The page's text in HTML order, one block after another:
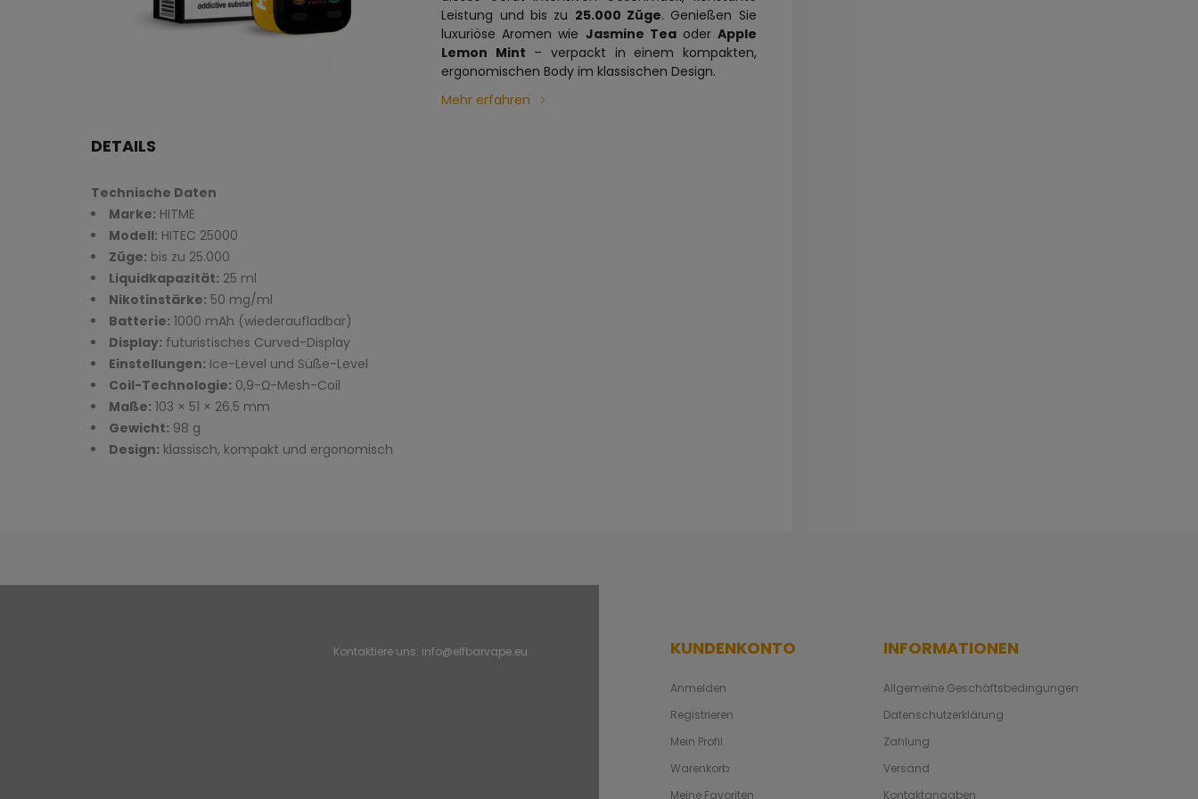
Leistung und bis zu 25.000 Züge. Genießen Sie
luxuriöse Aromen wie Jasmine Teaoder Apple
Lemon Mint – verpackt in einem kompakten,
ergonomischen Body im klassischen Design.
Mehr erfahren
DETAILS
Technische Daten
Marke: HITME
Modell: HITEC 25000
Züge: bis zu 25.000
Liquidkapazität: 25 ml
Nikotinstärke: 50 mg/ml
Batterie: 1000 mAh (wiederaufladbar)
Display: futuristisches Curved-Display
Einstellungen: Ice-Level und Süße-Level
Coil-Technologie: 0,9-Ω-Mesh-Coil
Maße: 103 × 51 × 26.5 mm
Gewicht: 98 g
Design: klassisch, kompakt und ergonomisch
Kontaktiere uns: info@elfbarvape.eu KUNDENKONTO
Anmelden
Registrieren
Mein Profil
Warenkorb
Meine Favoriten
INFORMATIONEN
Allgemeine Geschäftsbedingungen
Datenschutzerklärung
Zahlung
Versand
Kontaktangaben